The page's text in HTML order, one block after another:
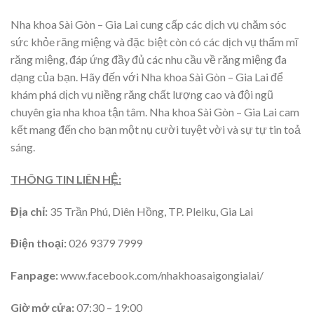
Nha khoa Sài Gòn – Gia Lai cung cấp các dịch vụ chăm sóc
sức khỏe răng miệng và đặc biệt còn có các dịch vụ thẩm mĩ
răng miệng, đáp ứng đầy đủ các nhu cầu về răng miệng đa
dạng của bạn. Hãy đến với Nha khoa Sài Gòn – Gia Lai để
khám phá dịch vụ niềng răng chất lượng cao và đội ngũ
chuyên gia nha khoa tận tâm. Nha khoa Sài Gòn – Gia Lai cam
kết mang đến cho bạn một nụ cười tuyệt vời và sự tự tin toả
sáng.
THÔNG TIN LIÊN HỆ:
Địa chỉ: 35 Trần Phú, Diên Hồng, TP. Pleiku, Gia Lai
Điện thoại:026 9379 7999
Fanpage:www.facebook.com/nhakhoasaigongialai/
Giờ mở cửa:07:30 – 19:00